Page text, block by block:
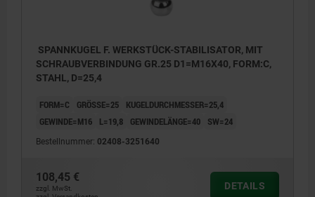
SPANNKUGEL F. WERKSTÜCK-STABILISATOR, MIT
SCHRAUBVERBINDUNG GR.25 D1=M16X40, FORM:C,
STAHL, D=25,4
FORM=C GRÖSSE=25
KUGELDURCHMESSER=25,4
GEWINDE=M16
L=19,8 GEWINDELÄNGE=40 SW=24
Bestellnummer: 02408-3251640
108,45 €
zzgl. MwSt.
DETAILS